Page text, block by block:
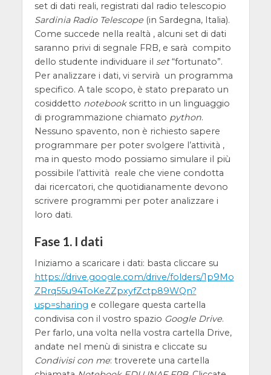
set di dati reali, registrati dal radio telescopio
Sardinia Radio Telescope(in Sardegna, Italia).
Come succede nella realtà , alcuni set di dati
saranno privi di segnale FRB, e sarà compito
dello studente individuare il set“fortunato”.
Per analizzare i dati, vi servirà un programma
specifico. A tale scopo, è stato preparato un
cosiddetto notebookscritto in un linguaggio
di programmazione chiamato python.
Nessuno spavento, non è richiesto sapere
programmare per poter svolgere l’attività ,
ma in questo modo possiamo simulare il più
possibile l’attività reale che viene condotta
dai ricercatori, che quotidianamente devono
scrivere programmi per poter analizzare i
loro dati.
Fase 1. I dati
Iniziamo a scaricare i dati: basta cliccare su
https://drive.google.com/drive/folders/1p9Mo
ZRrq55u94ToKeZZpxyfZctp89WQn?
usp=sharing e collegare questa cartella
condivisa con il vostro spazio Google Drive.
Per farlo, una volta nella vostra cartella Drive,
andate nel menù di sinistra e cliccate su
Condivisi con me: troverete una cartella